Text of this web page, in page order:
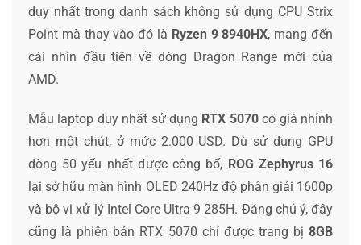
duy nhất trong danh sách không sử dụng CPU Strix
Point mà thay vào đó là Ryzen 9 8940HX, mang đến
cái nhìn đầu tiên về dòng Dragon Range mới của
AMD.
Mẫu laptop duy nhất sử dụng RTX 5070có giá nhỉnh
hơn một chút, ở mức 2.000 USD. Dù sử dụng GPU
dòng 50 yếu nhất được công bố, ROG Zephyrus 16
lại sở hữu màn hình OLED 240Hz độ phân giải 1600p
và bộ vi xử lý Intel Core Ultra 9 285H. Đáng chú ý, đây
cũng là phiên bản RTX 5070 chỉ được trang bị 8GB